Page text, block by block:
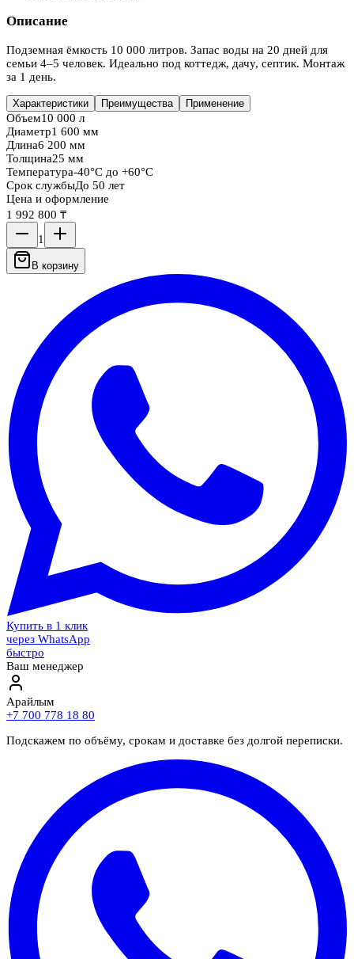
Описание
Подземная ёмкость 10 000 литров. Запас воды на 20 дней для
семьи 4–5 человек. Идеально под коттедж, дачу, септик. Монтаж
за 1 день.
Характеристики Преимущества Применение
Объем10 000 л
Диаметр1 600 мм
Длина6 200 мм
Толщина25 мм
Температура-40°C до +60°C
Срок службыДо 50 лет
Цена и оформление
1 992 800 ₸
1
В корзину
Купить в 1 клик
через WhatsApp
быстро
Ваш менеджер
Арайлым
+7 700 778 18 80
Подскажем по объёму, срокам и доставке без долгой переписки.